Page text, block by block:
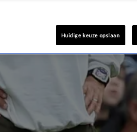
Huidige keuze opslaan